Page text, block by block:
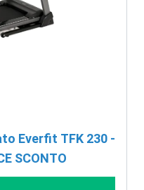
Everfit TFK 230 -
SCONTO